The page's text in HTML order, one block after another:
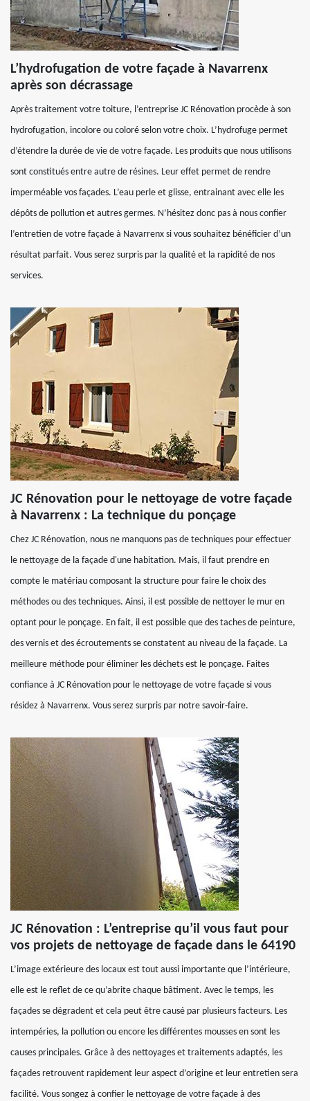
L’hydrofugation de votre façade à Navarrenx
après son décrassage
Après traitement votre toiture, l’entreprise JC Rénovation procède à son
hydrofugation, incolore ou coloré selon votre choix. L’hydrofuge permet
d’étendre la durée de vie de votre façade. Les produits que nous utilisons
sont constitués entre autre de résines. Leur effet permet de rendre
imperméable vos façades. L’eau perle et glisse, entrainant avec elle les
dépôts de pollution et autres germes. N’hésitez donc pas à nous confier
l’entretien de votre façade à Navarrenx si vous souhaitez bénéficier d’un
résultat parfait. Vous serez surpris par la qualité et la rapidité de nos
services.
JC Rénovation pour le nettoyage de votre façade
à Navarrenx : La technique du ponçage
Chez JC Rénovation, nous ne manquons pas de techniques pour effectuer
le nettoyage de la façade d'une habitation. Mais, il faut prendre en
compte le matériau composant la structure pour faire le choix des
méthodes ou des techniques. Ainsi, il est possible de nettoyer le mur en
optant pour le ponçage. En fait, il est possible que des taches de peinture,
des vernis et des écroutements se constatent au niveau de la façade. La
meilleure méthode pour éliminer les déchets est le ponçage. Faites
confiance à JC Rénovation pour le nettoyage de votre façade si vous
résidez à Navarrenx. Vous serez surpris par notre savoir-faire.
JC Rénovation : L’entreprise qu’il vous faut pour
vos projets de nettoyage de façade dans le 64190
L’image extérieure des locaux est tout aussi importante que l’intérieure,
elle est le reflet de ce qu’abrite chaque bâtiment. Avec le temps, les
façades se dégradent et cela peut être causé par plusieurs facteurs. Les
intempéries, la pollution ou encore les différentes mousses en sont les
causes principales. Grâce à des nettoyages et traitements adaptés, les
façades retrouvent rapidement leur aspect d’origine et leur entretien sera
facilité. Vous songez à confier le nettoyage de votre façade à des